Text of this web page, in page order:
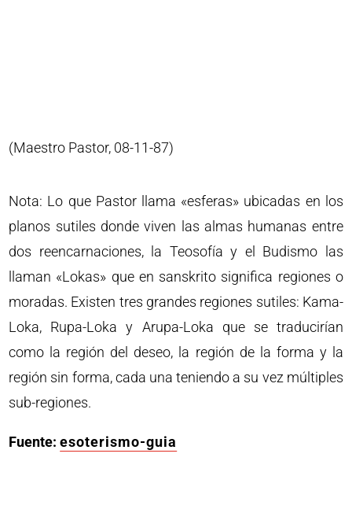
(Maestro Pastor, 08-11-87)
Nota: Lo que Pastor llama «esferas» ubicadas en los
planos sutiles donde viven las almas humanas entre
dos reencarnaciones, la Teosofía y el Budismo las
llaman «Lokas» que en sanskrito significa regiones o
moradas. Existen tres grandes regiones sutiles: Kama-
Loka, Rupa-Loka y Arupa-Loka que se traducirían
como la región del deseo, la región de la forma y la
región sin forma, cada una teniendo a su vez múltiples
sub-regiones.
Fuente: esoterismo-guia